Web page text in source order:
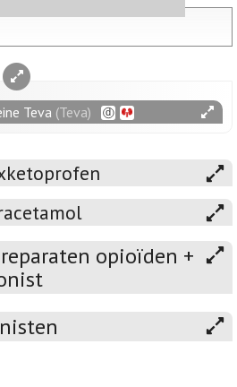
Teva (Teva)
opioïden +